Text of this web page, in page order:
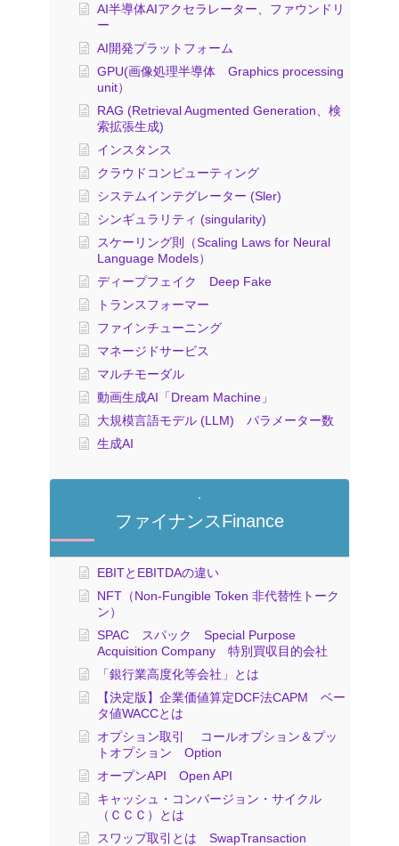
AI半導体AIアクセラレーター、ファウンドリ
ー
AI開発プラットフォーム
GPU(画像処理半導体 Graphics processing
unit）
RAG (Retrieval Augmented Generation、検
索拡張生成)
インスタンス
クラウドコンピューティング
システムインテグレーター (Sler)
シンギュラリティ (singularity)
スケーリング則（Scaling Laws for Neural
Language Models）
ディープフェイク Deep Fake
トランスフォーマー
ファインチューニング
マネージドサービス
マルチモーダル
動画生成AI「Dream Machine」
大規模言語モデル (LLM) パラメーター数
生成AI
ファイナンスFinance
EBITとEBITDAの違い
NFT（Non-Fungible Token 非代替性トーク
ン）
SPAC スパック Special Purpose
Acquisition Company 特別買収目的会社
「銀行業高度化等会社」とは
【決定版】企業価値算定DCF法CAPM ベー
タ値WACCとは
オプション取引 コールオプション＆プッ
トオプション Option
オープンAPI Open API
キャッシュ・コンバージョン・サイクル
（ＣＣＣ）とは
スワップ取引とは SwapTransaction